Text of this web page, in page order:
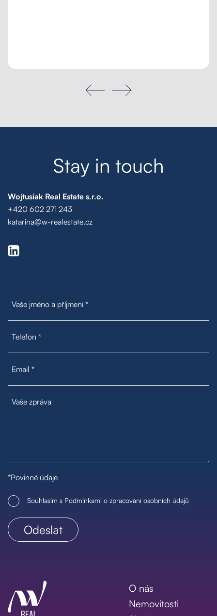
Stay in touch
Wojtusiak Real Estate s.r.o.
+420 602 271 243
katarina@w-realestate.cz
*Povinné údaje
Souhlasím s Podmínkami o zpracování osobních údajů
O nás
Nemovitosti